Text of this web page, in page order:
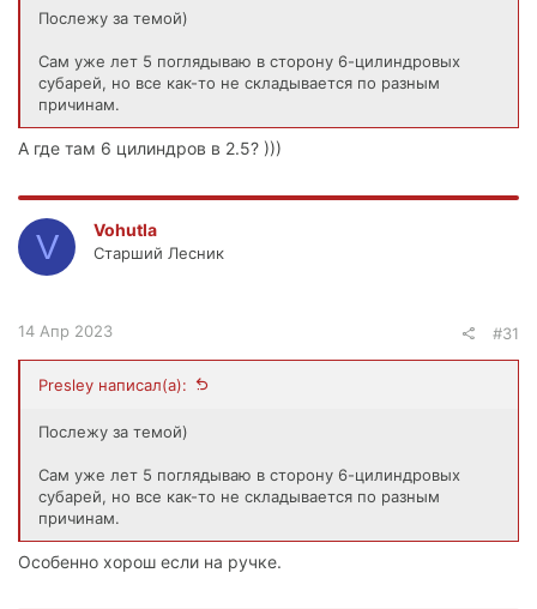
Послежу за темой)
Сам уже лет 5 поглядываю в сторону 6-цилиндровых
субарей, но все как-то не складывается по разным
причинам.
А где там 6 цилиндров в 2.5? )))
V Vohutla
Старший Лесник
14 Апр 2023 #31
Presley написал(а):
Послежу за темой)
Сам уже лет 5 поглядываю в сторону 6-цилиндровых
субарей, но все как-то не складывается по разным
причинам.
Особенно хорош если на ручке.